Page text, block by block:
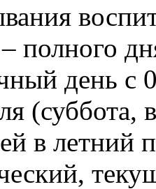
полного
день с
(суббота,
в летний